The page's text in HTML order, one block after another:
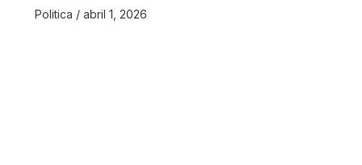
Politica / abril 1, 2026